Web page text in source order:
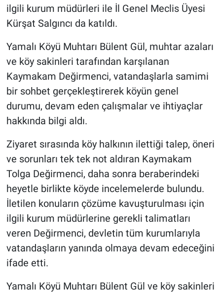
ilgili kurum müdürleri ile İl Genel Meclis Üyesi
Kürşat Salgıncı da katıldı.
Yamalı Köyü Muhtarı Bülent Gül, muhtar azaları
ve köy sakinleri tarafından karşılanan
Kaymakam Değirmenci, vatandaşlarla samimi
bir sohbet gerçekleştirerek köyün genel
durumu, devam eden çalışmalar ve ihtiyaçlar
hakkında bilgi aldı.
Ziyaret sırasında köy halkının ilettiği talep, öneri
ve sorunları tek tek not aldıran Kaymakam
Tolga Değirmenci, daha sonra beraberindeki
heyetle birlikte köyde incelemelerde bulundu.
İletilen konuların çözüme kavuşturulması için
ilgili kurum müdürlerine gerekli talimatları
veren Değirmenci, devletin tüm kurumlarıyla
vatandaşların yanında olmaya devam edeceğini
ifade etti.
Yamalı Köyü Muhtarı Bülent Gül ve köy sakinleri
Yerel
Asayiş
Kültür - Sanat
Politika
Magazin
Çevre
Haberde İnsan